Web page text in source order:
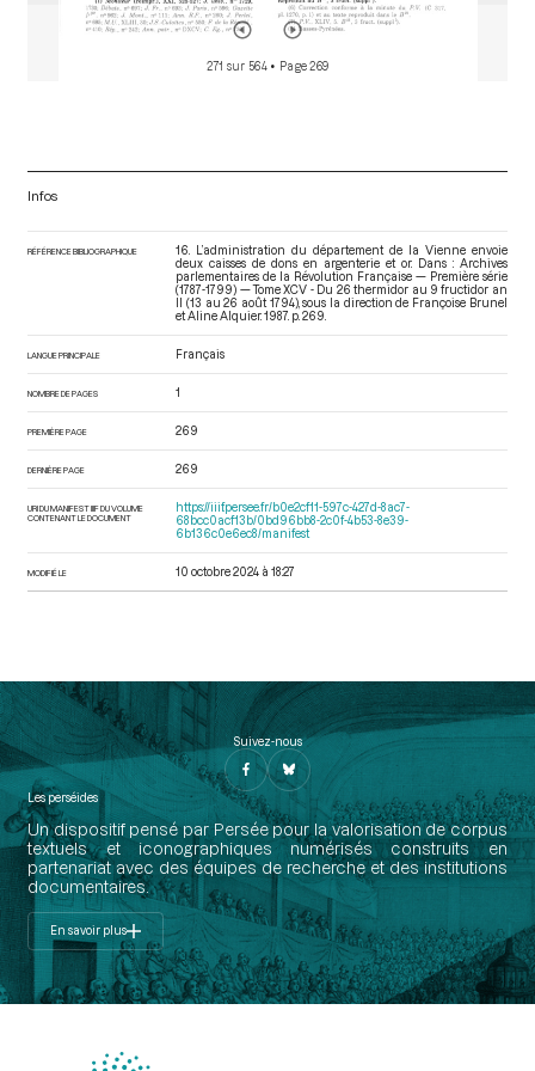
271 sur 564 • Page 269
Infos
RÉFÉRENCE BIBLIOGRAPHIQUE
16. L’administration du département de la Vienne envoie
deux caisses de dons en argenterie et or. Dans : Archives
parlementaires de la Révolution Française — Première série
(1787-1799) — Tome XCV - Du 26 thermidor au 9 fructidor an
II (13 au 26 août 1794), sous la direction de Françoise Brunel
et Aline Alquier. 1987. p. 269.
LANGUE PRINCIPALE Français
NOMBRE DE PAGES 1
PREMIÈRE PAGE 269
DERNIÈRE PAGE 269
URI DU MANIFEST IIIF DU VOLUME
CONTENANT LE DOCUMENT
https://iiif.persee.fr/b0e2cf11-597c-427d-8ac7-
68bcc0acf13b/0bd96bb8-2c0f-4b53-8e39-
6b136c0e6ec8/manifest
MODIFIÉ LE 10 octobre 2024 à 18:27
Suivez-nous
Les perséides
Un dispositif pensé par Persée pour la valorisation de corpus
textuels et iconographiques numérisés construits en
partenariat avec des équipes de recherche et des institutions
documentaires.
En savoir plus